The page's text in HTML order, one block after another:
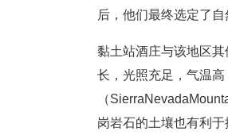
后，他们最终选定了
黏土站酒庄与该地区
长，光照充足，气温
（
岗岩石的土壤也有利